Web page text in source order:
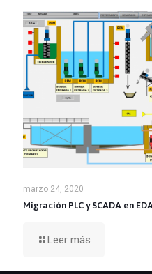
marzo 24, 2020
Migración PLC y SCADA en
Leer más